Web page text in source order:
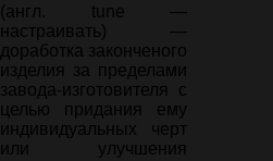
(англ. tune —
настраивать) —
доработка законченого
изделия за пределами
завода-изготовителя с
целью придания ему
индивидуальных черт
или улучшения